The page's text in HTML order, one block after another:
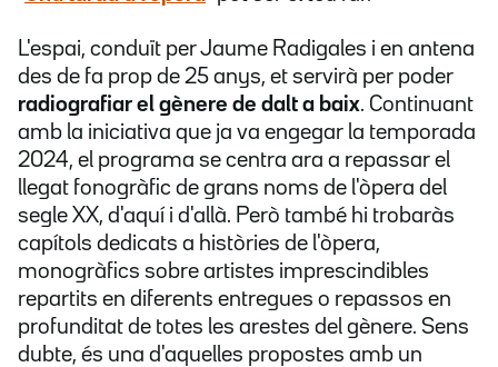
L'espai, conduït per Jaume Radigales i en antena
des de fa prop de 25 anys, et servirà per poder
radiografiar el gènere de dalt a baix. Continuant
amb la iniciativa que ja va engegar la temporada
2024, el programa se centra ara a repassar el
llegat fonogràfic de grans noms de l'òpera del
segle XX, d'aquí i d'allà. Però també hi trobaràs
capítols dedicats a històries de l'òpera,
monogràfics sobre artistes imprescindibles
repartits en diferents entregues o repassos en
profunditat de totes les arestes del gènere. Sens
dubte, és una d'aquelles propostes amb un